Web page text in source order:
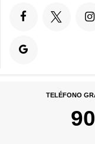
TELÉFONO